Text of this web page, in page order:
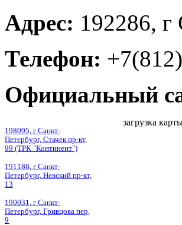
Адрес: 192286, г
Телефон:
Официальный
198095, г Санкт-
Петербург, Стачек пр-кт,
99 (ТРК "Континент")
191186, г Санкт-
Петербург, Невский пр-кт,
13
190031, г Санкт-
Петербург, Гривцова пер,
9
загрузка